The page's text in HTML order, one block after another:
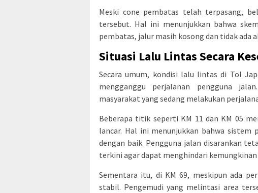
Meski cone pembatas telah terpasang,
tersebut. Hal ini menunjukkan bahwa
pembatas, jalur masih kosong dan tidak ada
Situasi Lalu Lintas Secara
Secara umum, kondisi lalu lintas di Tol
mengganggu perjalanan pengguna
masyarakat yang sedang melakukan
Beberapa titik seperti KM 11 dan KM 05
lancar. Hal ini menunjukkan bahwa
dengan baik. Pengguna jalan disarankan
terkini agar dapat menghindari kemungkinan
Sementara itu, di KM 69, meskipun ada
stabil. Pengemudi yang melintasi area